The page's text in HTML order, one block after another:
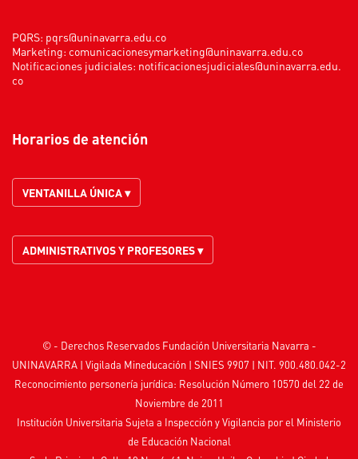
PQRS: pqrs@uninavarra.edu.co
Marketing: comunicacionesymarketing@uninavarra.edu.co
Notificaciones judiciales: notificacionesjudiciales@uninavarra.edu.
co
Horarios de atención
VENTANILLA ÚNICA ▾
ADMINISTRATIVOS Y PROFESORES ▾
© - Derechos Reservados Fundación Universitaria Navarra -
UNINAVARRA | Vigilada Mineducación | SNIES 9907 | NIT. 900.480.042-2
Reconocimiento personería jurídica: Resolución Número 10570 del 22 de
Noviembre de 2011
Institución Universitaria Sujeta a Inspección y Vigilancia por el Ministerio
de Educación Nacional